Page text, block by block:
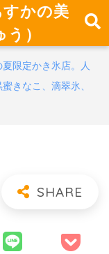
かの美
）
夏限定かき氷店。人
きなこ、滴翠氷、